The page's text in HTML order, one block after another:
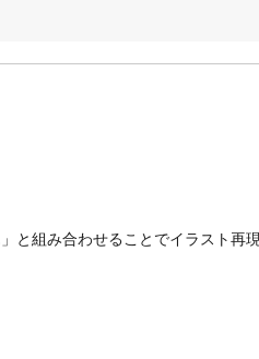
と組み合わせることでイラスト再現